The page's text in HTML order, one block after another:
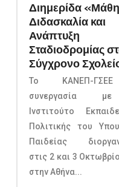
Διημερίδα
Διδασκαλία και
Ανάπτυξη
Σταδιοδρομίας
Σύγχρονο
Το ΚΑΝΕΠ-
συνεργασία
Ινστιτούτο
Πολιτικής του
Παιδείας
στις 2 και 3
στην Αθήνα...